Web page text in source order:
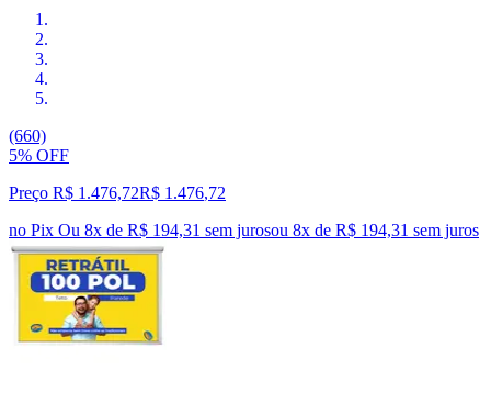
(660)
5% OFF
Preço R$ 1.476,72R$ 1.476,72
no Pix Ou 8x de R$ 194,31 sem jurosou 8x de R$ 194,31 sem juros